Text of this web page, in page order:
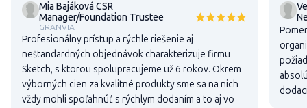
Mia Bajáková CSR
Manager/Foundation Trustee
GRANVIA
Profesionálny prístup a rýchle riešenie aj
neštandardných objednávok charakterizuje firmu
Sketch, s ktorou spolupracujeme už 6 rokov. Okrem
výborných cien za kvalitné produkty sme sa na nich
vždy mohli spoľahnúť s rýchlym dodaním a to aj vo